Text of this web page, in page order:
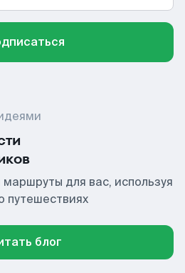
для вас, используя
путешествиях
блог